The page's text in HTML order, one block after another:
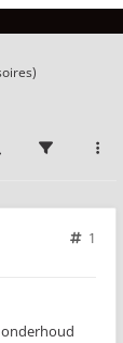
1
onderhoud